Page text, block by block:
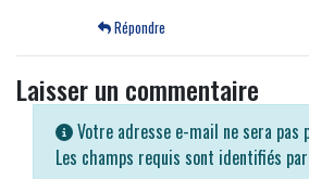
Répondre
Laisser un commentaire
Votre adresse e-mail ne sera pas
Les champs requis sont identifiés